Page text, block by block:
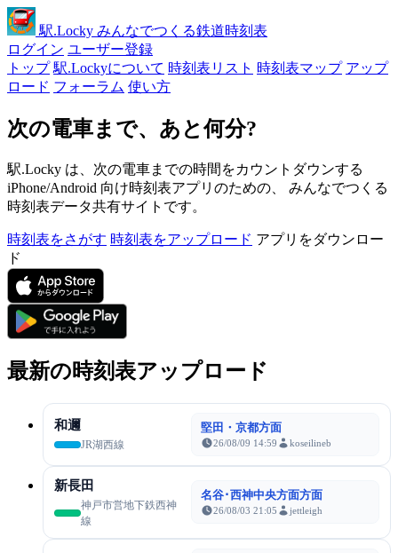
駅.Locky みんなでつくる鉄道時刻表
ログイン ユーザー登録
トップ 駅.Lockyについて 時刻表リスト 時刻表マップ アップ
ロード フォーラム 使い方
次の電車まで、あと何分?
駅.Locky は、次の電車までの時間をカウントダウンする
iPhone/Android 向け時刻表アプリのための、 みんなでつくる
時刻表データ共有サイトです。
時刻表をさがす 時刻表をアップロード アプリをダウンロー
ド
最新の時刻表アップロード
和邇
JR湖西線
堅田・京都方面
26/08/09 14:59 koseilineb
新長田
神戸市営地下鉄西神
線
名谷･西神中央方面方面
26/08/03 21:05 jettleigh